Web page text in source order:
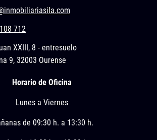
712
XXIII, 8 - entresuelo
9, 32003 Ourense
Horario de Oficina
Lunes a Viernes
de 09:30 h. a 13:30 h.